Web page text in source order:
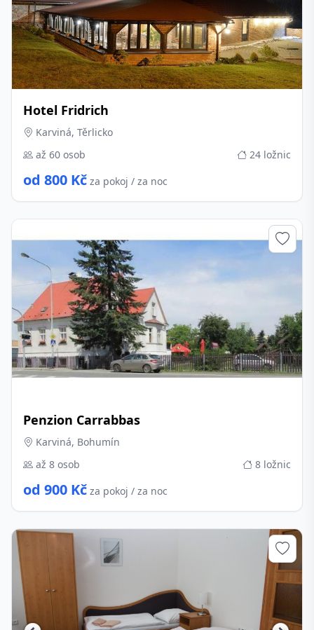
Hotel Fridrich
Karviná, Těrlicko
až 60 osob
24 ložnic
od 800 Kč za pokoj / za noc
Penzion Carrabbas
Karviná, Bohumín
až 8 osob
8 ložnic
od 900 Kč za pokoj / za noc